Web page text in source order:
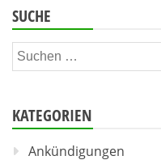
SUCHE
Suchen
nach:
KATEGORIEN
Ankündigungen